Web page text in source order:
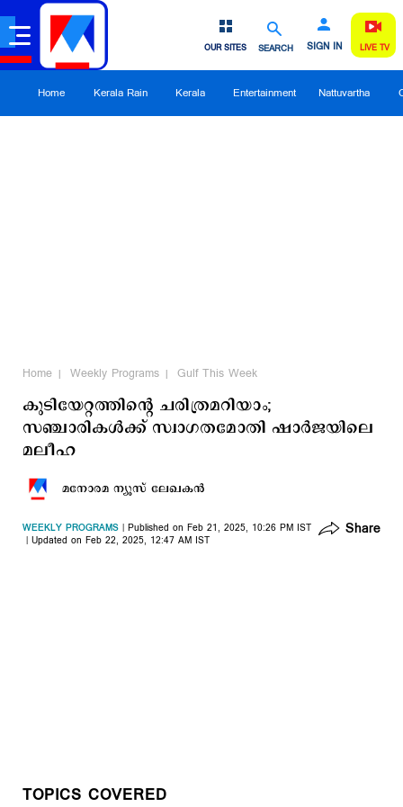
SEARCH SIGN IN
OUR SITES LIVE TV
Home Kerala Rain Kerala Entertainment Nattuvartha
Home Weekly Programs Gulf This Week
കുടിയേറ്റത്തിന്‍റെ ചരിത്രമറിയാം;
സഞ്ചാരികള്‍ക്ക് സ്വാഗതമോതി ഷാർജയിലെ
മലീഹ
മനോരമ ന്യൂസ് ലേഖകന്‍
WEEKLY PROGRAMS
Published on Feb 21, 2025, 10:26 PM IST
Updated on Feb 22, 2025, 12:47 AM IST
Share
TOPICS COVERED